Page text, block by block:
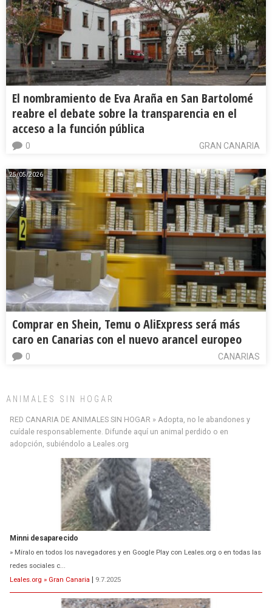
El nombramiento de Eva Araña en San Bartolomé
reabre el debate sobre la transparencia en el
acceso a la función pública
GRAN CANARIA
0
25/05/2026
Comprar en Shein, Temu o AliExpress será más
caro en Canarias con el nuevo arancel europeo
CANARIAS
0
ANIMALES SIN HOGAR
RED CANARIA DE ANIMALES SIN HOGAR » Adopta, no le abandones y
cuídale responsablemente. Difunde aquí un animal perdido o en
adopción, subiéndolo a Leales.org
Minni desaparecido
» Míralo en todos los navegadores y en Google Play con Leales.org o en todas las
redes sociales c...
Leales.org » Gran Canaria | 9.7.2025